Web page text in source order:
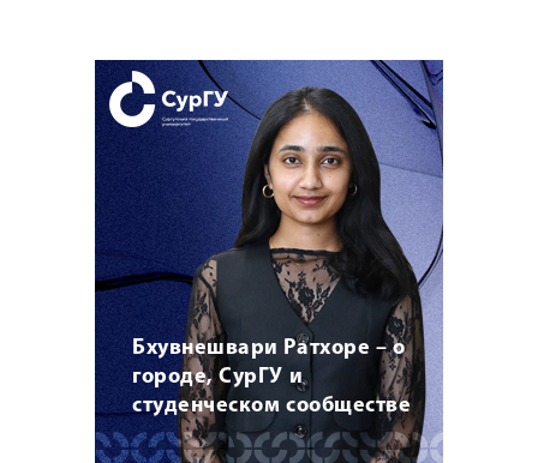
Бхувнешвари Ратхоре – о
городе, СурГУ и
студенческом сообществе